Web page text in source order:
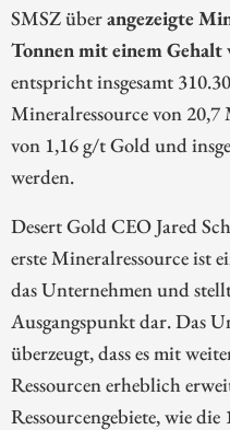
SMSZ überangezeigte
Tonnen mit einem
entspricht insgesamt
Mineralressource von
von 1,16 g/t Gold und
werden.
Desert Gold CEO Jared
erste Mineralressource ist
das Unternehmen und
Ausgangspunkt dar. Das
überzeugt, dass es mit
Ressourcen erheblich
Ressourcengebiete, wie